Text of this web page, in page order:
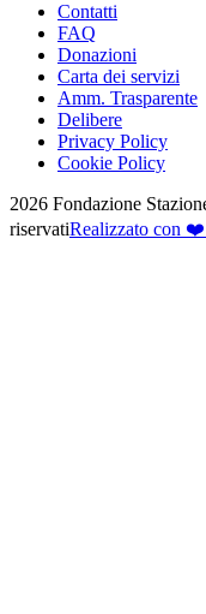
Contatti
FAQ
Donazioni
Carta dei servizi
Amm. Trasparente
Delibere
Privacy Policy
Cookie Policy
2026 Fondazione
riservatiRealizzato con ❤️